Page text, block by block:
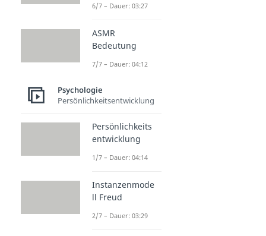
6/7 – Dauer: 03:27
ASMR
Bedeutung
7/7 – Dauer: 04:12
Psychologie
Persönlichkeitsentwicklung
Persönlichkeits
entwicklung
1/7 – Dauer: 04:14
Instanzenmode
ll Freud
2/7 – Dauer: 03:29